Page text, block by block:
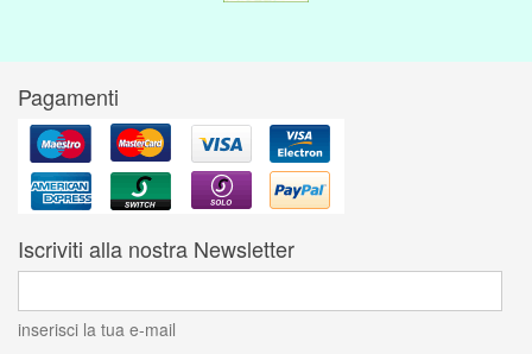
Pagamenti
Iscriviti alla nostra Newsletter
inserisci la tua e-mail